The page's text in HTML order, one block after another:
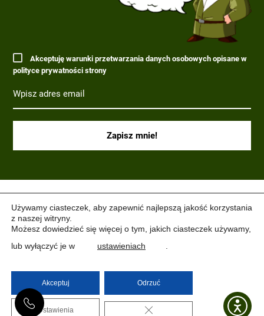
Akceptuję warunki przetwarzania danych osobowych opisane w
polityce prywatności strony
Używamy ciasteczek, aby zapewnić najlepszą jakość korzystania
z naszej witryny.
Możesz dowiedzieć się więcej o tym, jakich ciasteczek używamy,
lub wyłączyć je w
ustawieniach
Akceptuj Odrzuć
Ustawienia ZAMKNIJ PANEL